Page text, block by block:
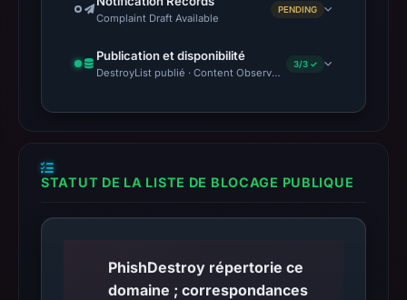
Complaint Draft Available
PENDING
Publication et disponibilité
DestroyList publié · Content Observed Unavailable · Délai
3/3 ✓
STATUT DE LA LISTE DE BLOCAGE PUBLIQUE
PhishDestroy répertorie ce
domaine ; correspondances